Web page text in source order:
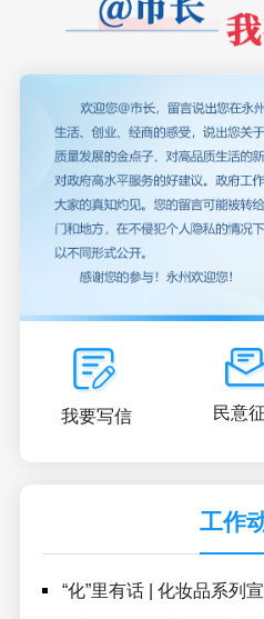
我要写信 民意
工作
“化”里有话 | 化妆品系列宣传之面膜